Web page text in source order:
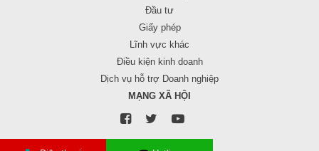
Đầu tư
Giấy phép
Lĩnh vực khác
Điều kiện kinh doanh
Dịch vụ hỗ trợ Doanh nghiệp
MẠNG XÃ HỘI